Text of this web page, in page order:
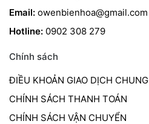
Email: owenbienhoa@gmail.com
Hotline: 0902 308 279
Chính sách
ĐIỀU KHOẢN GIAO DỊCH CHUNG
CHÍNH SÁCH THANH TOÁN
CHÍNH SÁCH VẬN CHUYỂN